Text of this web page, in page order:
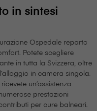
in sintesi
Ospedale reparto
Potete scegliere
in tutta la Svizzera, oltre
in camera singola.
un’assistenza
prestazioni
per cure balneari.